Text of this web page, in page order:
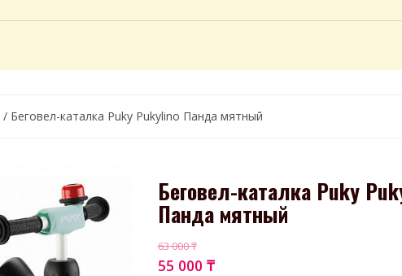
/ Беговел-каталка Puky Pukylino Панда мятный
Беговел-каталка Puky
Панда мятный
63 000₸
55 000 ₸